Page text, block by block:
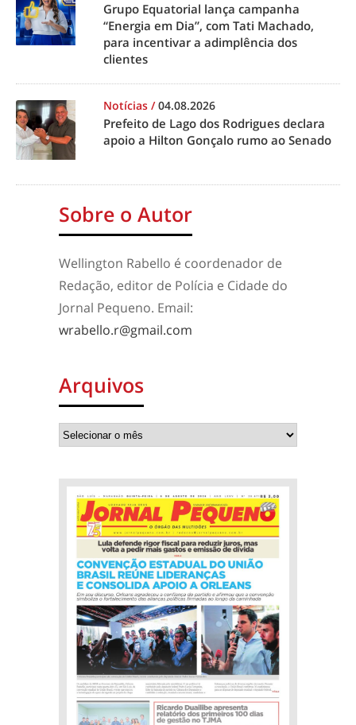
Grupo Equatorial lança campanha
“Energia em Dia”, com Tati Machado,
para incentivar a adimplência dos
clientes
Notícias /04.08.2026
Prefeito de Lago dos Rodrigues declara
apoio a Hilton Gonçalo rumo ao Senado
Sobre o Autor
Wellington Rabello é coordenador de
Redação, editor de Polícia e Cidade do
Jornal Pequeno. Email:
wrabello.r@gmail.com
Arquivos